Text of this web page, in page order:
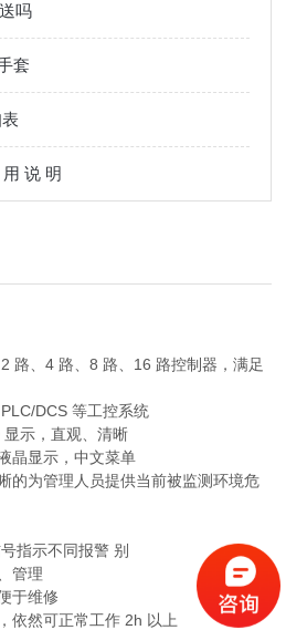
吗
套
说 明
路、4 路、8 路、16 路控制器，满足
DCS 等工控系统
示，直观、清晰
晶显示，中文菜单
的为管理人员提供当前被监测环境危
指示不同报警 别
管理
于维修
依然可正常工作 2h 以上